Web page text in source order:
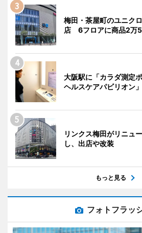
梅田・茶屋町のユニク
店 6フロアに商品2万
大阪駅に「カラダ測定
ヘルスケアパビリオン
リンクス梅田がリニ
し、出店や改装
もっと見る
フォトフラッ